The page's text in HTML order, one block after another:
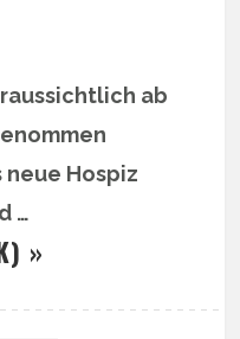
ab
neue Hospiz
…
»